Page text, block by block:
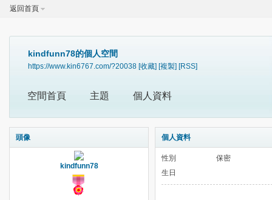
返回首頁
kindfunn78的個人空間
https://www.kin6767.com/?20038 [收藏] [複製] [RSS]
空間首頁 主題 個人資料
頭像
kindfunn78
個人資料
性別
保密
生日